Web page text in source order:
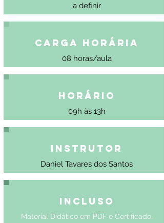
a definir
Carga Horária
08 horas/aula
Horário
09h às 13h
Instrutor
Daniel Tavares dos Santos
Incluso
Material Didático em PDF e Certificado.